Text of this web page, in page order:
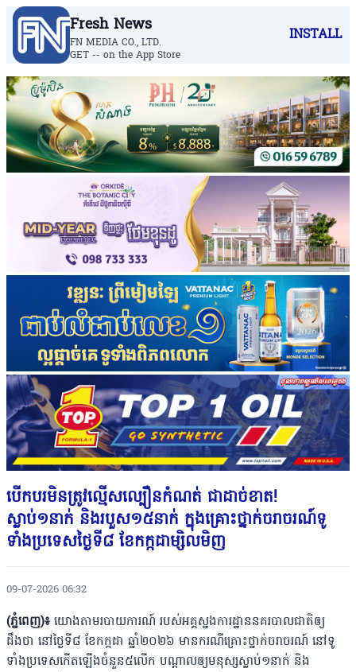
Fresh News
FN MEDIA CO., LTD.
GET -- on the App Store
INSTALL
បើកបរមិនត្រូវល្មើសល្បឿនកំណត់ ជាដាច់ខាត!
ស្លាប់១នាក់ និងរបួស១៥នាក់ ក្នុងគ្រោះថ្នាក់ចរាចរណ៍ទូ
ទាំងប្រទេសថ្ងៃទី៨ ខែកក្កដាម្សិលមិញ
09-07-2026 06:32
(ភ្នំពេញ)៖ យោងតាមរបាយការណ៍ របស់អគ្គស្នងការដ្ឋាននគរបាលជាតិឲ្យ
ដឹងថា នៅថ្ងៃទី៨ ខែកក្កដា ឆ្នាំ២០២៦ មានករណីគ្រោះថ្នាក់ចរាចរណ៍ នៅទូ
ទាំងប្រទេសកើតឡើងចំនួន៥លើក បណ្ដាលឲ្យមនុស្សស្លាប់១នាក់ និង